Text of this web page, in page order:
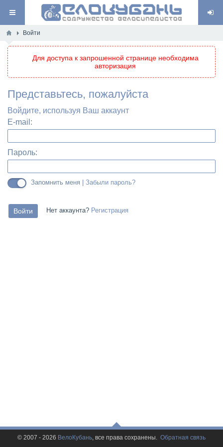
Войти
Для доступа к запрошенной странице необходима
авторизация
Представьтесь, пожалуйста
Войдите, используя Ваш аккаунт
E-mail:
Пароль:
Запомнить меня | Забыли пароль?
Нет аккаунта? Регистрация
© 2007 - 2026 ВелоКубань, все права сохранены. Обратная связь